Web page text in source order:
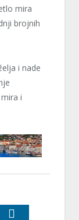
mira
brojnih
i nade
i